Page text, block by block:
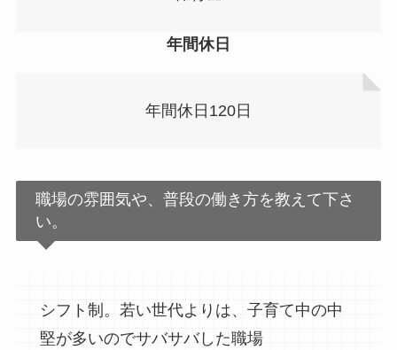
年間休日
年間休日120日
職場の雰囲気や、普段の働き方を教えて下さ
い。
シフト制。若い世代よりは、子育て中の中
堅が多いのでサバサバした職場